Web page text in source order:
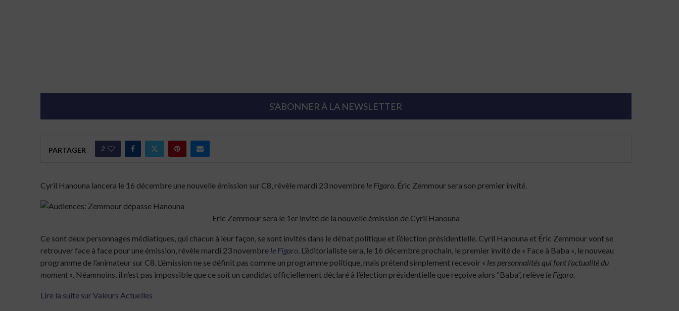
S'ABONNER À LA NEWSLETTER
PARTAGER 2
Cyril Hanouna lancera le 16 décembre une nouvelle émission sur C8, révèle mardi 23 novembre le Figaro. Éric Zemmour sera son premier invité.
Eric Zemmour sera le 1er invité de la nouvelle émission de Cyril Hanouna
Ce sont deux personnages médiatiques, qui chacun à leur façon, se sont invités dans le débat politique et l’élection présidentielle. Cyril Hanouna et Éric Zemmour vont se
retrouver face à face pour une émission, révèle mardi 23 novembre le Figaro. L’éditorialiste sera, le 16 décembre prochain, le premier invité de « Face à Baba », le nouveau
programme de l’animateur sur C8. L’émission ne se définit pas comme un programme politique, mais prétend simplement recevoir « les personnalités qui font l’actualité du
moment ». Néanmoins, il n’est pas impossible que ce soit un candidat officiellement déclaré à l’élection présidentielle que reçoive alors “Baba”, relèvele Figaro.
Lire la suite sur Valeurs Actuelles